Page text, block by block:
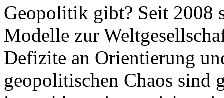
Geopolitik gibt? Seit 2008
Modelle zur
Defizite an Orientierung
geopolitischen Chaos sind